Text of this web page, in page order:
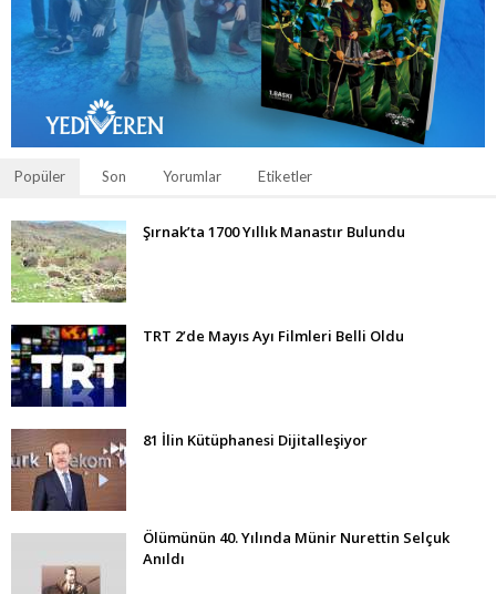
Popüler Son Yorumlar Etiketler
Şırnak’ta 1700 Yıllık Manastır Bulundu
TRT 2’de Mayıs Ayı Filmleri Belli Oldu
81 İlin Kütüphanesi Dijitalleşiyor
Ölümünün 40. Yılında Münir Nurettin Selçuk
Anıldı